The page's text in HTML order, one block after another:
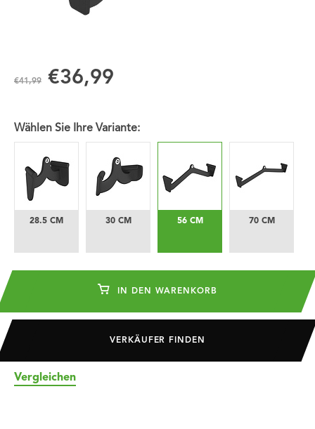
€41,99 €36,99
Wählen Sie Ihre Variante:
28.5 CM 30 CM 56 CM 70 CM
IN DEN WARENKORB
VERKÄUFER FINDEN
Vergleichen